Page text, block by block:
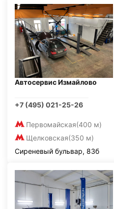
Автосервис Измайлово
+7 (495) 021-25-26
Первомайская(400 м)
Щелковская(350 м)
Сиреневый бульвар, 83б